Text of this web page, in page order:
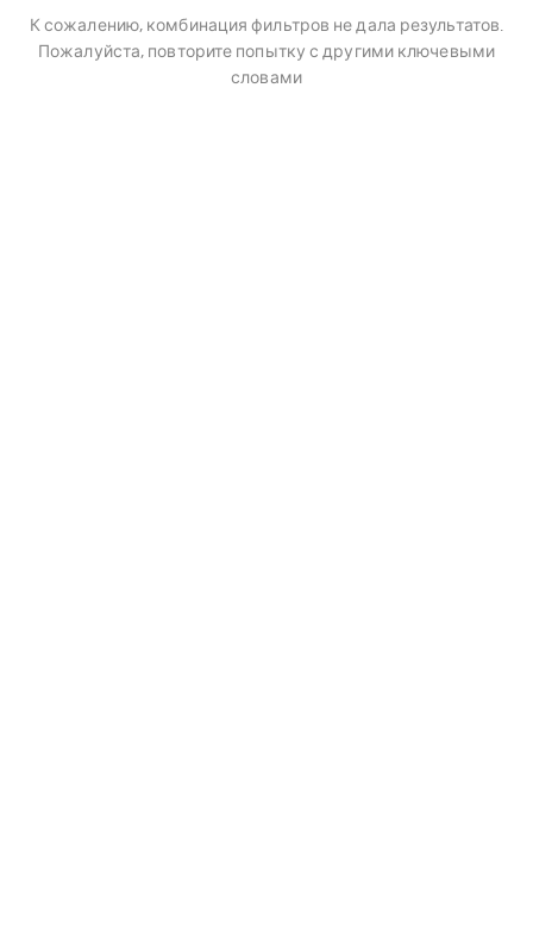
К сожалению, комбинация фильтров не дала результатов.
Пожалуйста, повторите попытку с другими ключевыми
словами